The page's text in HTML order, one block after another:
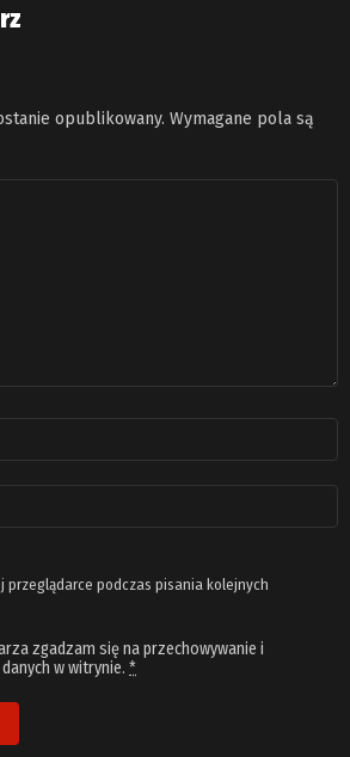
opublikowany. Wymagane pola są
przeglądarce podczas pisania kolejnych
zgadzam się na przechowywanie i
w witrynie. *